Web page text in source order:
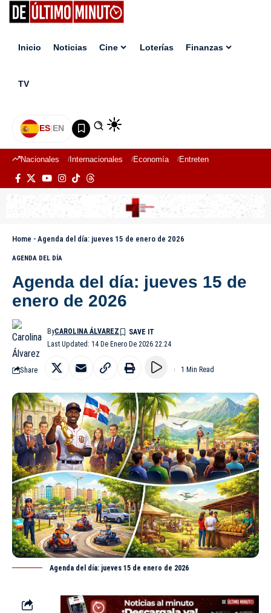
Inicio Noticias Cine Loterías Finanzas
TV
ES|EN
Nacionales Internacionales Economía Entretenimiento
Home - Agenda del día: jueves 15 de enero de 2026
AGENDA DEL DÍA
Agenda del día: jueves 15 de
enero de 2026
Last Updated: 14 De Enero De 2026 22:24
ByCAROLINA ÁLVAREZ
Share 1 Min Read
Agenda del día: jueves 15 de enero de 2026